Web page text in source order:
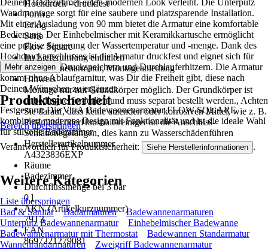
Hochdruck - druckfest
Form
Eckig
Serie
Flow Square
Im Lieferumfang enthalten
Badewannenarmatur, Montageanleitung
Hinweis
Montage nur mit Grundkörper möglich. Der Grundkörper ist
unbedingt erforderlich und muss separat bestellt werden., Achten
Sie darauf, dass keine ätzenden oder korrosiven Mittel, wie z. B.
Putzmittel oderHaushaltsreiniger an die Anschluss-
Schläuchegelangen, dies kann zu Wasserschädenführen
Herstellerartikelnummer
A4323836EXP
Räume
Badezimmer
Durchflussmenge bei 3 bar
0 l
AKN (Artikelkurznummer)
79T3
EAN
8697221279081
Deinem Badezimmer einen modernen Look verleiht. Die Unterputz
Wandmontage sorgt für eine saubere und platzsparende Installation.
Mit einer Ausladung von 90 mm bietet die Armatur eine komfortable
Bedienung. Der Einhebelmischer mit Keramikkartusche ermöglicht
eine präzise Steuerung der Wassertemperatur und -menge. Dank des
Hochdruckanschlusses ist die Armatur druckfest und eignet sich für
den Einsatz mit Druckspeichern und Durchlauferhitzern. Die Armatur
kommt ohne Ablaufgarnitur, was Dir die Freiheit gibt, diese nach
Deinen Wünschen zu ergänzen.
Festgezurrt: Die VitrA Badewannenarmatur FLOW SQUARE
kombiniert modernes Design mit Funktionalität und ist die ideale Wahl
für stilvolle Badezimmer.
Mehr anzeigen
Produktsicherheit
Bereich überspringen
Verantwortlich für Produktsicherheit: Siehe Herstellerinformationen .
Weitere Kategorien
Liste überspringen
Bad & Sanitär
Badarmaturen
Badewannenarmaturen
Unterputz Badewannenarmatur
Einhebelmischer Badewanne
Badewannenarmatur mit Thermostat
Badewannen Standarmatur
Wannenrandarmaturen
Zweigriff Badewannenarmatur